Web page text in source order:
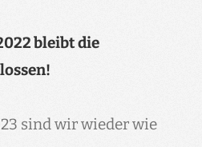
bleibt die
sind wir wieder wie